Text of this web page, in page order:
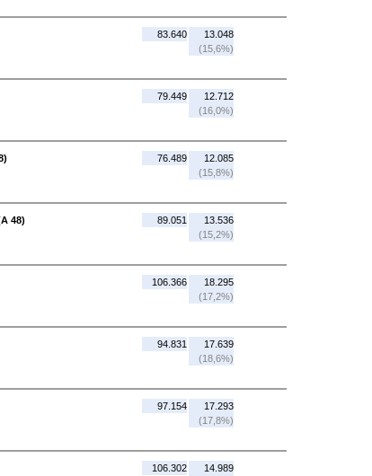
83.640
13.048
(15,6%)
79.449
12.712
(16,0%)
76.489
12.085
(15,8%)
48)
89.051
13.536
(15,2%)
106.366
18.295
(17,2%)
94.831
17.639
(18,6%)
97.154
17.293
(17,8%)
106.302
14.989